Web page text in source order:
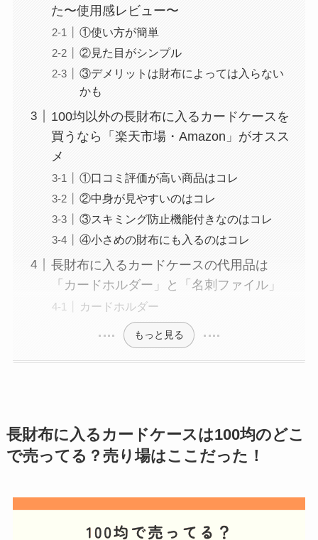
た〜使用感レビュー〜
①使い方が簡単
②見た目がシンプル
③デメリットは財布によっては入らない
かも
100均以外の長財布に入るカードケースを
買うなら「楽天市場・Amazon」がオスス
メ
①口コミ評価が高い商品はコレ
②中身が見やすいのはコレ
③スキミング防止機能付きなのはコレ
④小さめの財布にも入るのはコレ
長財布に入るカードケースの代用品は
「カードホルダー」と「名刺ファイル」
カードホルダー
もっと見る
長財布に入るカードケースは100均のどこ
で売ってる？売り場はここだった！